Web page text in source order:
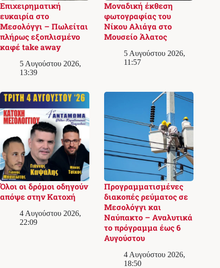
Επιχειρηματική
ευκαιρία στο
Μεσολόγγι – Πωλείται
πλήρως εξοπλισμένο
καφέ take away
5 Αυγούστου 2026,
13:39
Μοναδική έκθεση
φωτογραφίας του
Νίκου Αλιάγα στο
Μουσείο Άλατος
5 Αυγούστου 2026,
11:57
Όλοι οι δρόμοι οδηγούν
απόψε στην Κατοχή
4 Αυγούστου 2026,
22:09
Προγραμματισμένες
διακοπές ρεύματος σε
Μεσολόγγι και
Ναύπακτο – Αναλυτικά
το πρόγραμμα έως 6
Αυγούστου
4 Αυγούστου 2026,
18:50